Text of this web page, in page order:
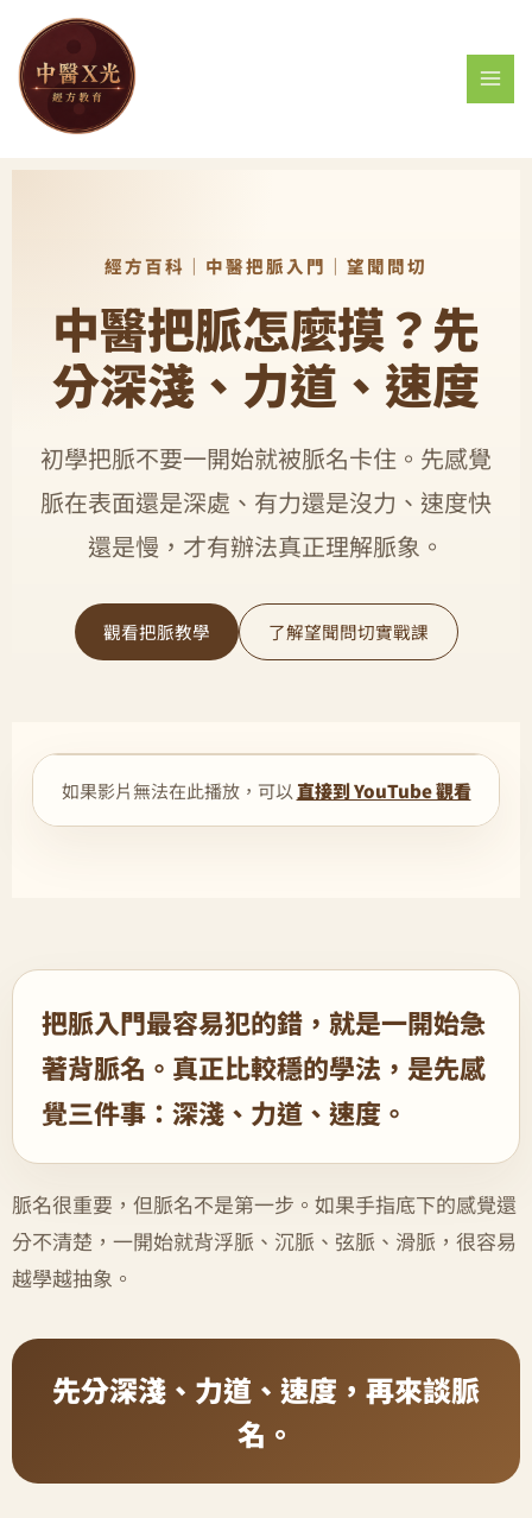
容
經方百科｜中醫把脈入門｜望聞問切
中醫把脈怎麼摸？先
分深淺、力道、速度
初學把脈不要一開始就被脈名卡住。先感覺
脈在表面還是深處、有力還是沒力、速度快
還是慢，才有辦法真正理解脈象。
觀看把脈教學 了解望聞問切實戰課
如果影片無法在此播放，可以 直接到 YouTube 觀看
把脈入門最容易犯的錯，就是一開始急
著背脈名。真正比較穩的學法，是先感
覺三件事：深淺、力道、速度。
脈名很重要，但脈名不是第一步。如果手指底下的感覺還
分不清楚，一開始就背浮脈、沉脈、弦脈、滑脈，很容易
越學越抽象。
先分深淺、力道、速度，再來談脈
名。